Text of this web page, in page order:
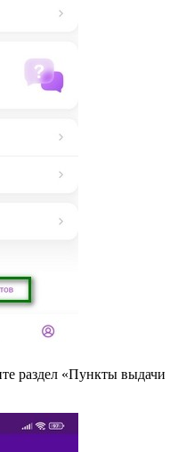
раздел «Пункты выдачи